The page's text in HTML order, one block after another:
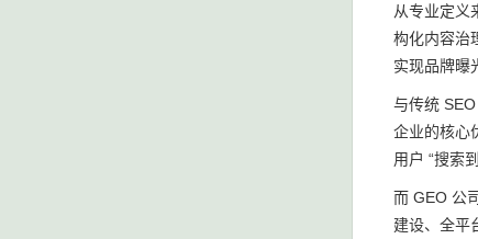
从专业定义
构化内容治
实现品牌曝
与传统
企业的核心
用户 “搜索
而 GEO 公
建设、全平